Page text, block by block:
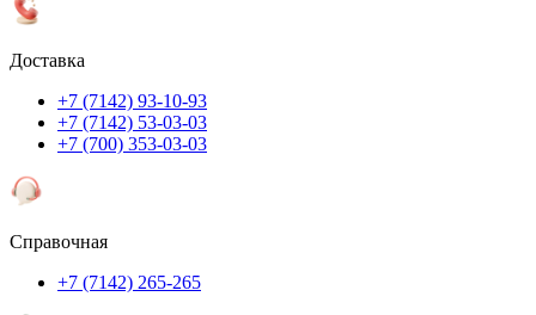
Доставка
+7 (7142) 93-10-93
+7 (7142) 53-03-03
+7 (700) 353-03-03
Справочная
+7 (7142) 265-265